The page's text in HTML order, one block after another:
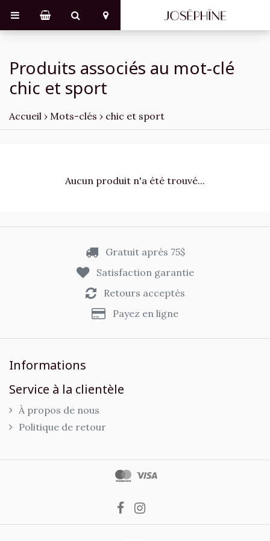
Produits associés au mot-clé
chic et sport
Accueil › Mots-clés › chic et sport
Aucun produit n'a été trouvé...
Gratuit après 75$
Satisfaction garantie
Retours acceptés
Payez en ligne
Informations
Service à la clientèle
À propos de nous
Politique de retour